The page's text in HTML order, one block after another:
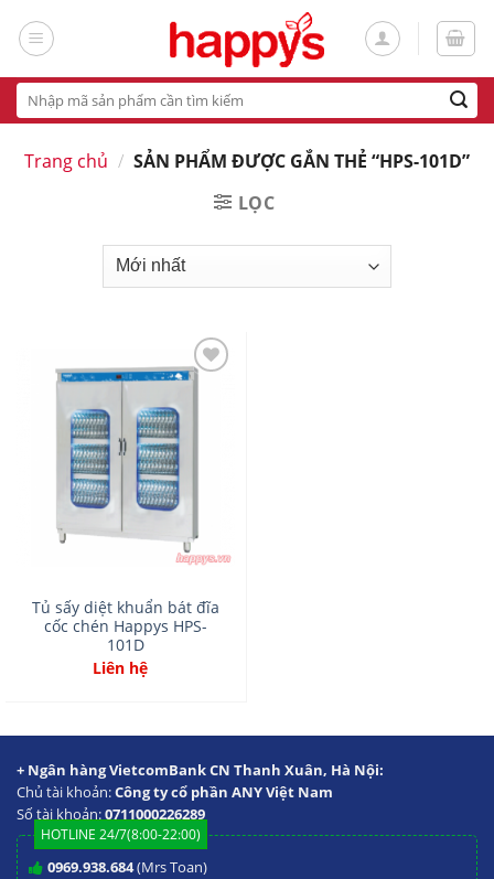
Tìm
kiếm:
Trang chủ / SẢN PHẨM ĐƯỢC GẮN THẺ “HPS-101D”
LỌC
wishlist
Tủ sấy diệt khuẩn bát đĩa
cốc chén Happys HPS-
101D
Liên hệ
+ Ngân hàng VietcomBank CN Thanh Xuân, Hà Nội:
Chủ tài khoản:Công ty cổ phần ANY Việt Nam
Số tài khoản:0711000226289
HOTLINE 24/7(8:00-22:00)
0969.938.684(Mrs Toan)